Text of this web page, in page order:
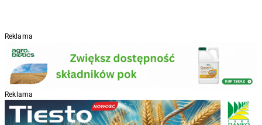
Reklama
Reklama